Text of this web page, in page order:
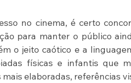
no cinema, é certo
para manter o público
o jeito caótico e a
físicas e infantis que
elaboradas, referências